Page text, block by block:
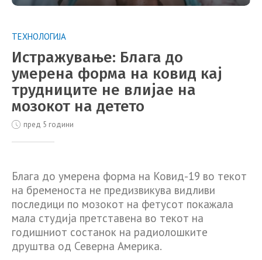
ТЕХНОЛОГИЈА
Истражување: Блага до
умерена форма на ковид кај
трудниците не влијае на
мозокот на детето
пред 5 години
Блага до умерена форма на Ковид-19 во текот
на бременоста не предизвикува видливи
последици по мозокот на фетусот покажала
мала студија претставена во текот на
годишниот состанок на радиолошките
друштва од Северна Америка.